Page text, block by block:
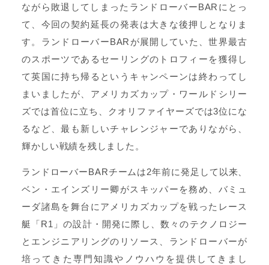
ながら敗退してしまったランドローバーBARにとっ
て、今回の契約延長の発表は大きな後押しとなりま
す。ランドローバーBARが展開していた、世界最古
のスポーツであるセーリングのトロフィーを獲得し
て英国に持ち帰るというキャンペーンは終わってし
まいましたが、アメリカズカップ・ワールドシリー
ズでは首位に立ち、クオリファイヤーズでは3位にな
るなど、最も新しいチャレンジャーでありながら、
輝かしい戦績を残しました。
ランドローバーBARチームは2年前に発足して以来、
ベン・エインズリー卿がスキッパーを務め、バミュ
ーダ諸島を舞台にアメリカズカップを戦ったレース
艇「R1」の設計・開発に際し、数々のテクノロジー
とエンジニアリングのリソース、ランドローバーが
培ってきた専門知識やノウハウを提供してきまし